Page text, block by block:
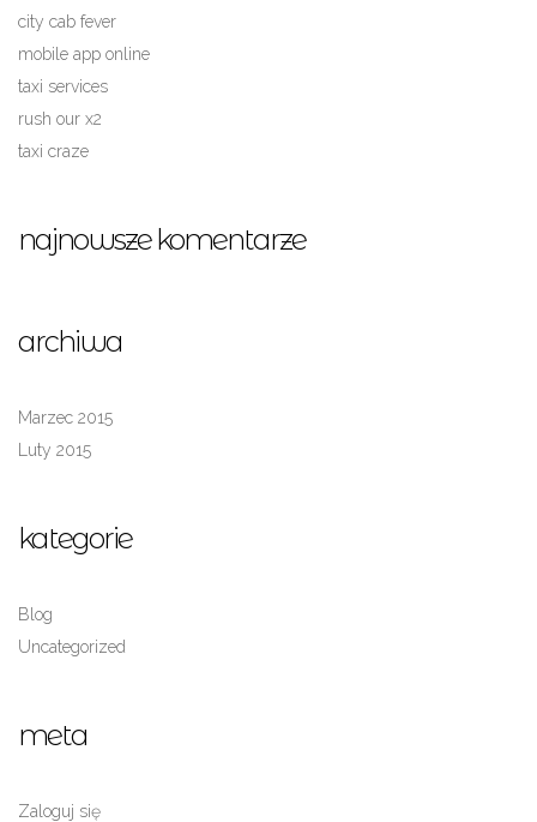
city cab fever
mobile app online
taxi services
rush our x2
taxi craze
najnowsze komentarze
archiwa
Marzec 2015
Luty 2015
kategorie
Blog
Uncategorized
meta
Zaloguj się